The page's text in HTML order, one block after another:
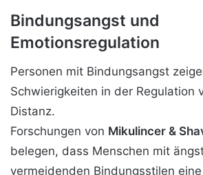
Bindungsangst und
Emotionsregulation
Personen mit Bindungsangst
Schwierigkeiten in der Regulation
Distanz.
Forschungen von Mikulincer &
belegen, dass Menschen mit
vermeidenden Bindungsstilen eine